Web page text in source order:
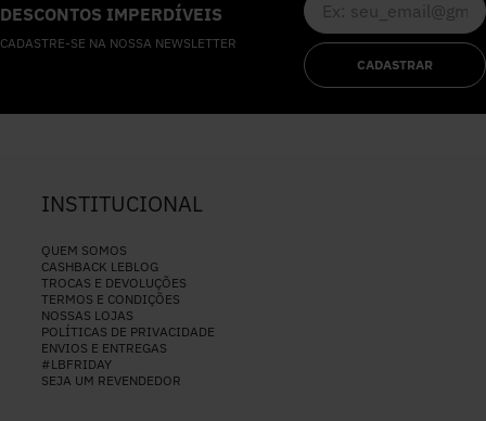
DESCONTOS IMPERDÍVEIS
CADASTRE-SE NA NOSSA NEWSLETTER
CADASTRAR
INSTITUCIONAL
QUEM SOMOS
CASHBACK LEBLOG
TROCAS E DEVOLUÇÕES
TERMOS E CONDIÇÕES
NOSSAS LOJAS
POLÍTICAS DE PRIVACIDADE
ENVIOS E ENTREGAS
#LBFRIDAY
SEJA UM REVENDEDOR